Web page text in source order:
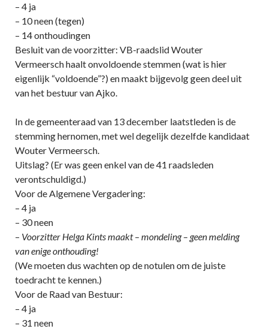
– 4 ja
– 10 neen (tegen)
– 14 onthoudingen
Besluit van de voorzitter: VB-raadslid Wouter
Vermeersch haalt onvoldoende stemmen (wat is hier
eigenlijk “voldoende”?) en maakt bijgevolg geen deel uit
van het bestuur van Ajko.
In de gemeenteraad van 13 december laatstleden is de
stemming hernomen, met wel degelijk dezelfde kandidaat
Wouter Vermeersch.
Uitslag? (Er was geen enkel van de 41 raadsleden
verontschuldigd.)
Voor de Algemene Vergadering:
– 4 ja
– 30 neen
– Voorzitter Helga Kints maakt – mondeling – geen melding
van enige onthouding!
(We moeten dus wachten op de notulen om de juiste
toedracht te kennen.)
Voor de Raad van Bestuur:
– 4 ja
– 31 neen